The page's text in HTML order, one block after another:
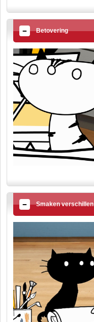
Betovering
Smaken verschillen